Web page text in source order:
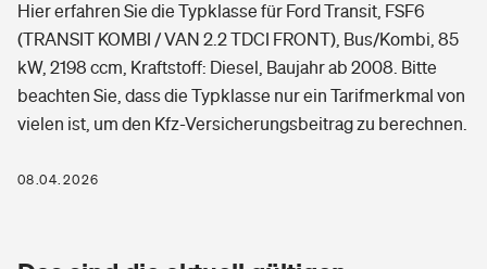
Grundfähigkeitsversicherung
Arbeitsrechtsschutz
Berufshaftpflichtversicherung
Zur Übersicht
Tools
Freizeit
Pri­vate Haft­pflicht­
Gesundheit
Private Krankenversicherung
Hier erfahren Sie die Typklasse für Ford Transit, FSF6
(TRANSIT KOMBI / VAN 2.2 TDCI FRONT), Bus/Kombi, 85
kW, 2198 ccm, Kraftstoff: Diesel, Baujahr ab 2008. Bitte
beachten Sie, dass die Typklasse nur ein Tarifmerkmal von
vielen ist, um den Kfz-Versicherungsbeitrag zu berechnen.
08.04.2026